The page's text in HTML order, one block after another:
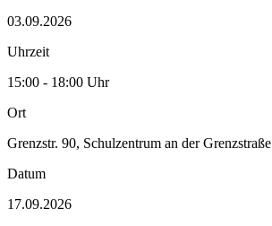
03.09.2026
Uhrzeit
15:00 - 18:00 Uhr
Ort
Grenzstr. 90, Schulzentrum an der Grenzstraße
Datum
17.09.2026